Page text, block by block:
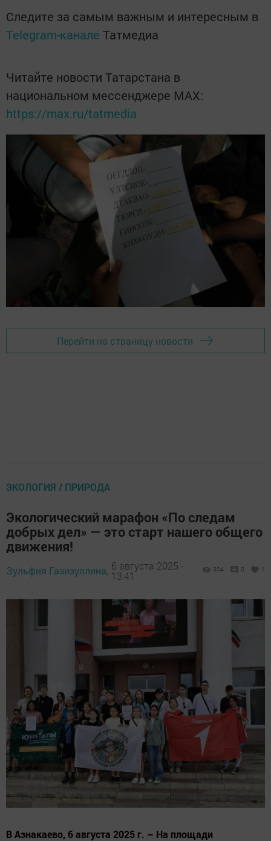
Следите за самым важным и интересным в
Telegram-канале Татмедиа
Читайте новости Татарстана в
национальном мессенджере MАХ:
https://max.ru/tatmedia
Перейти на страницу новости
ЭКОЛОГИЯ / ПРИРОДА
Экологический марафон «По следам
добрых дел» — это старт нашего общего
движения!
Зульфия Газизуллина, 6 августа 2025 -
13:41
304 0 1
В Азнакаево, 6 августа 2025 г. – На площади